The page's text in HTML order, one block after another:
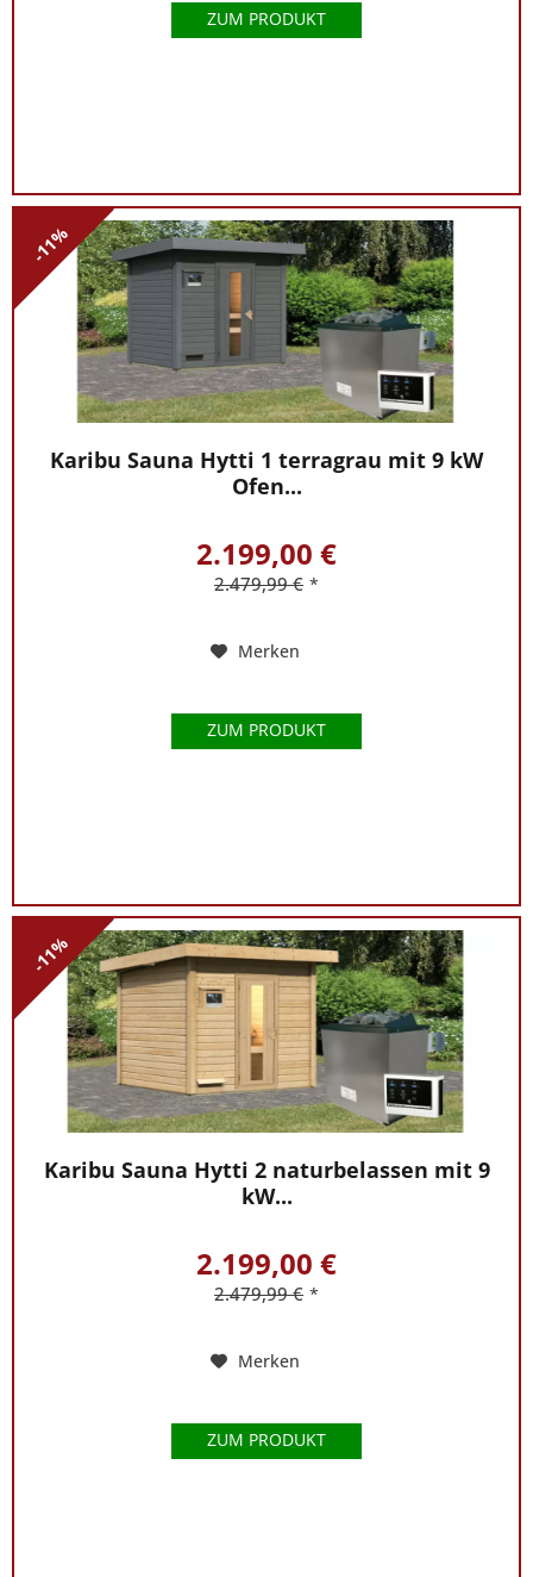
ZUM PRODUKT
-11%
Karibu Sauna Hytti 1 terragrau mit 9 kW
Ofen...
2.199,00 €
2.479,99 € *
Merken
ZUM PRODUKT
-11%
Karibu Sauna Hytti 2 naturbelassen mit 9
kW...
2.199,00 €
2.479,99 € *
Merken
ZUM PRODUKT